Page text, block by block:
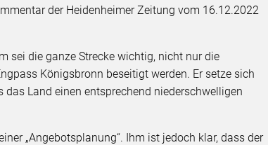
der Heidenheimer Zeitung vom 16.12.2022
sei die ganze Strecke wichtig, nicht nur die
Königsbronn beseitigt werden. Er setze sich
das Land einen entsprechend niederschwelligen
„Angebotsplanung“. Ihm ist jedoch klar, dass der